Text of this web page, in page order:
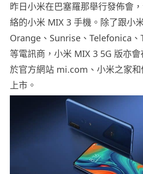
昨日小米在巴塞羅那舉行發佈會
絡的小米 MIX 3 手機。除了跟小
Orange、Sunrise、Telefonica
等電訊商，小米 MIX 3 5G 版亦會
於官方網站 mi.com、小米之家
上市。